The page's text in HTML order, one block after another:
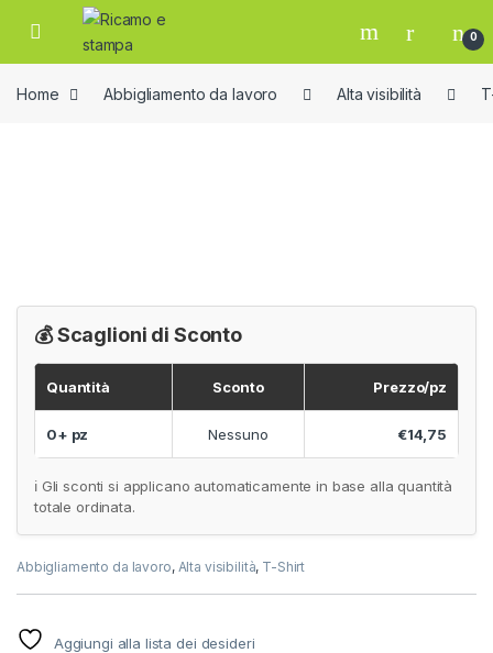
Skip to navigation
Skip to content
Open 0
Home Abbigliamento da lavoro Alta visibilità
💰 Scaglioni di Sconto
Quantità Sconto Prezzo/pz
0+ pz Nessuno €14,75
ℹ️ Gli sconti si applicano automaticamente in base alla quantità
totale ordinata.
Abbigliamento da lavoro, Alta visibilità, T-Shirt
Aggiungi alla lista dei desideri